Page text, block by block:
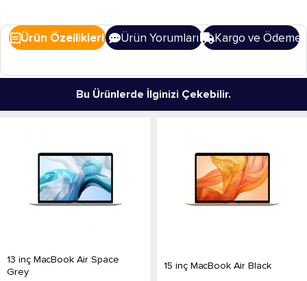
Ürün Özellikleri Ürün Yorumları Kargo ve Ödeme
Bu Ürünlerde İlginizi Çekebilir.
13 inç MacBook Air Space
Grey
15 inç MacBook Air Black